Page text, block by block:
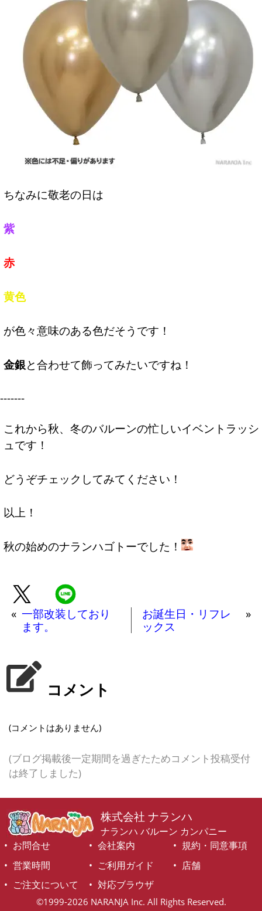
ちなみに敬老の日は
紫
赤
黄色
が色々意味のある色だそうです！
金銀と合わせて飾ってみたいですね！
-------
これから秋、冬のバルーンの忙しいイベントラッシ
ュです！
どうぞチェックしてみてください！
以上！
秋の始めのナランハゴトーでした！
« 一部改装しており
ます。
お誕生日・リフレ
ックス
»
コメント
(コメントはありません)
(ブログ掲載後一定期間を過ぎたためコメント投稿受付
は終了しました)
株式会社 ナランハ
ナランハ バルーン カンパニー
お問合せ
会社案内
規約・同意事項
営業時間
ご利用ガイド
店舗
ご注文について
対応ブラウザ
©1999-2026 NARANJA Inc. All Rights Reserved.